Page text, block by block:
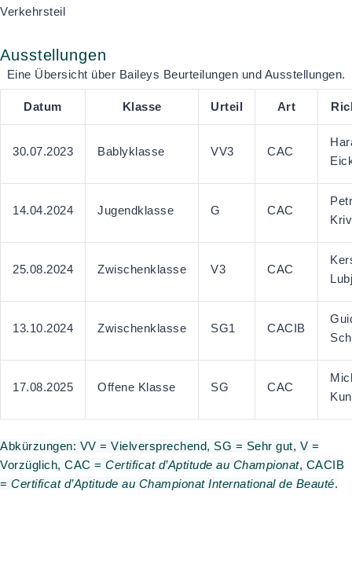
Verkehrsteil
Ausstellungen
Eine Übersicht über Baileys Beurteilungen und Ausstellungen.
Datum Klasse Urteil Art
30.07.2023 Bablyklasse VV3 CAC
14.04.2024 Jugendklasse G CAC
25.08.2024 Zwischenklasse V3 CAC
13.10.2024 Zwischenklasse SG1 CACIB
17.08.2025 Offene Klasse SG CAC
Abkürzungen: VV = Vielversprechend, SG = Sehr gut, V =
Vorzüglich, CAC = Certificat d’Aptitude au Championat, CACIB
= Certificat d’Aptitude au Championat International de Beauté.